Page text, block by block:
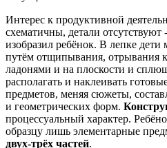
Интерес к продуктивной
схематичны, детали отсутствуют
изобразил ребёнок. В лепке дети
путём отщипывания, отрывания
ладонями и на плоскости и
располагать и наклеивать
предметов, меняя сюжеты,
и геометрических форм.
процессуальный характер.
образцу лишь элементарные
двух-трёх частей.